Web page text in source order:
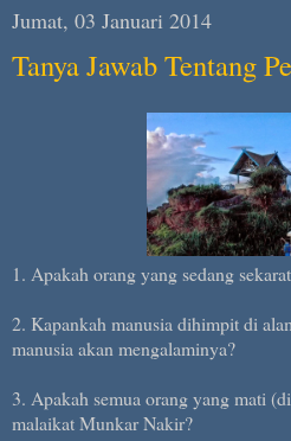
Jumat, 03 Januari 2014
Tanya Jawab Tentang
1. Apakah orang yang sedang
2. Kapankah manusia dihimpit di
manusia akan mengalaminya?
3. Apakah semua orang yang mati
malaikat Munkar Nakir?